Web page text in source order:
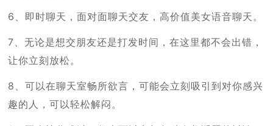
6、即时聊天，面对面聊天交友，高价值美女语音聊天。
7、无论是想交朋友还是打发时间，在这里都不会出错，
让你立刻放松。
8、可以在聊天室畅所欲言，可能会立刻吸引到对你感兴
趣的人，可以轻松解闷。